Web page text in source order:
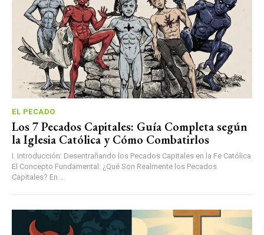
EL PECADO
Los 7 Pecados Capitales: Guía Completa según
la Iglesia Católica y Cómo Combatirlos
I. Introducción: Desentrañando los Pecados Capitales en la Fe Católica
El Concepto Fundamental: ¿Qué Son Realmente los Pecados
Capitales? En...